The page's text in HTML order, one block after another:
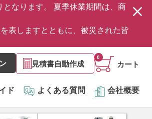
なります。 夏季休業期間は、商
表しますとともに、被災された皆
見積書自動作成 カート
0
ド よくある質問 会社概要